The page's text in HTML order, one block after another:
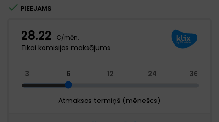
 PIEEJAMS